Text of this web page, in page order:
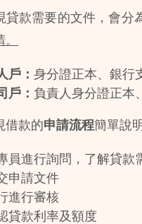
貸款需要的文件，會分
戶： 身分證正本、銀行
戶： 負責人身分證正本
借款的申請流程簡單說
員進行詢問，了解貸款
申請文件
進行審核
貸款利率及額度